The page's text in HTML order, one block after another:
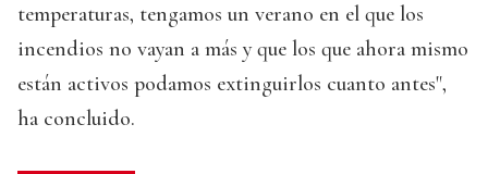
temperaturas, tengamos un verano en el que los
incendios no vayan a más y que los que ahora mismo
están activos podamos extinguirlos cuanto antes",
ha concluido.